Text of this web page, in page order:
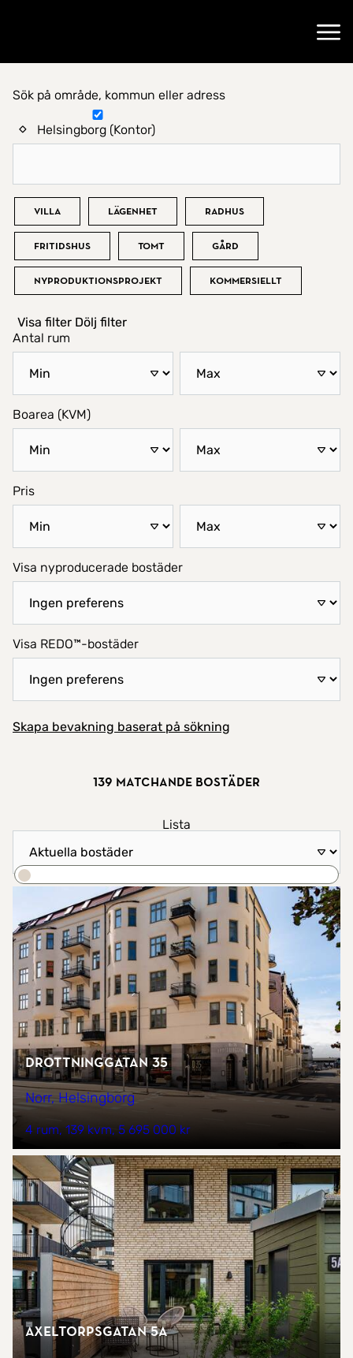
Hitta hem
Sök på område, kommun eller adress
Helsingborg (Kontor)
Bostadstyp
Villa Lägenhet Radhus
Fritidshus Tomt Gård
Nyproduktionsprojekt Kommersiellt
Visa filter Dölj filter
Antal rum
Boarea (KVM)
Pris
Visa nyproducerade bostäder
Visa REDO™-bostäder
Skapa bevakning baserat på sökning
Lista
139 matchande bostäder
Sortera efter
Drottninggatan 35
Norr, Helsingborg
4 rum 139 kvm 5 695 000 kr
Axeltorpsgatan 5A